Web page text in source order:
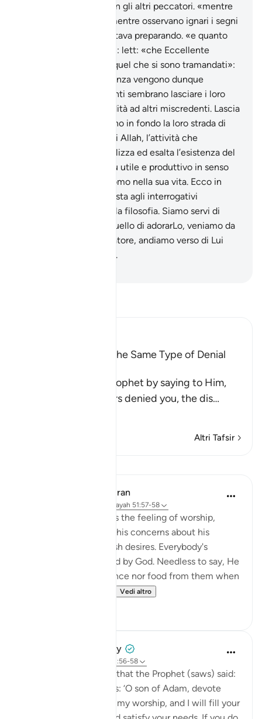
All Messengers met the Same Type of Denial
Allah comforts His Prophet by saying to Him,
`just as these idolators denied you, the dis…
Altri Tafsir
In the Shade of the Quran
ayah 51:57-58
The Qur'an strengthens the feeling of worship,
letting man overcome his concerns about his
livelihood and his selfish desires. Everybody's
livelihood is guaranteed by God. Needless to say, He
needs neither sustenance nor food from them when
Vedi altro
Prophetic Commentary
ayah 51:56-58
Abu Hurayrah narrates that the Prophet (saws) said:
'Allah, the Exalted, says: ‘O son of Adam, devote
yourself exclusively to my worship, and I will fill your
dell’Altissimo e perì con gli altri peccatori. «mentre
ancora guardavano»: mentre osservano ignari i segni
del cataclisma che si stava preparando. «e quanto
bene la distendemmo»: lett: «che Eccellente
Distensore fummo». «quel che si sono tramandati»:
anche il male e l’ignoranza vengono dunque
tramandati; i miscredenti sembrano lasciare i loro
comportamenti in eredità ad altri miscredenti. Lascia
pure che percorrano fino in fondo la loro strada di
perdizione. II Ricordo di Allah, l’attività che
meravigliosamente realizza ed esalta l’esistenza del
credente, quanto di più utile e produttivo in senso
assoluto possa fare l’uomo nella sua vita. Ecco in
estrema sintesi la risposta agli interrogativi
esistenziali classici della filosofia. Siamo servi di
Allah, il nostro fine è quello di adorarLo, veniamo da
Lui che è il nostro Creatore, andiamo verso di Lui
che è il nostro divenire.